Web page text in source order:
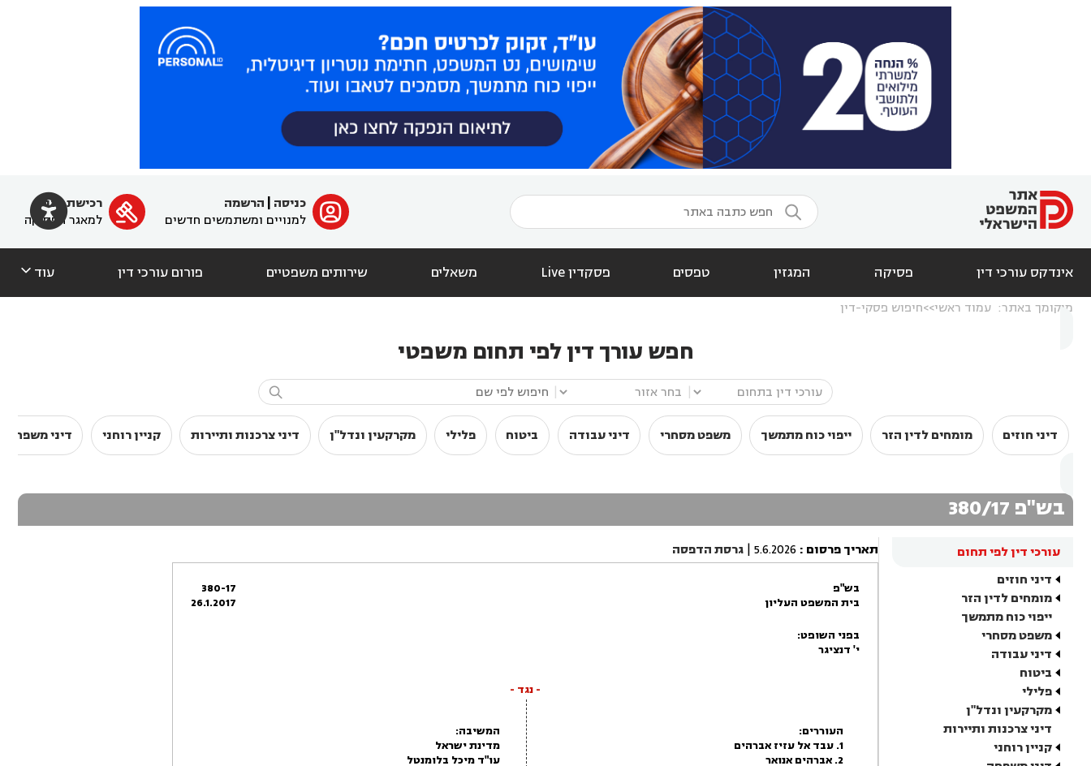
  ﱐ כניסה
הרשמה
למנויים ומשתמשים חדשים

רכישת מנוי
למאגר הפסיקה
אינדקס עורכי דין פסיקה המגזין טפסים פסקדין Live משאלים שירותים משפטיים פורום עורכי דין עוד 
מיקומך באתר: עמוד ראשי חיפוש פסקי-דין
חפש עורך דין לפי תחום משפטי

דיני חוזים מומחים לדין הזר ייפוי כוח מתמשך משפט מסחרי דיני עבודה ביטוח פלילי מקרקעין ונדל"ן דיני צרכנות ותיירות קניין רוחני דיני משפחה
בש"פ 380/17
עורכי דין לפי תחום
דיני חוזים
מומחים לדין הזר
ייפוי כוח מתמשך
משפט מסחרי
דיני עבודה
ביטוח
פלילי
מקרקעין ונדל"ן
דיני צרכנות ותיירות
קניין רוחני
תאריך פרסום :
5.6.2026
| גרסת הדפסה
בש"פ
בית המשפט העליון
380-17
26.1.2017
בפני השופט:
י' דנציגר
- נגד -
העוררים:
1. עבד אל עזיז אברהים
2. אברהים אנואר
המשיבה:
מדינת ישראל
עו"ד מיכל בלומנטל